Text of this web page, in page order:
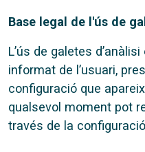
Base legal de l'ús de
L’ús de galetes
informat de l’usuari,
configuració que
qualsevol moment pot
través de la